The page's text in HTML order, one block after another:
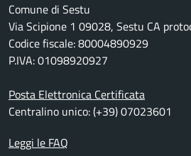
Comune di Sestu
Via Scipione 1 09028, Sestu CA
Codice fiscale: 80004890929
P.IVA: 01098920927
Posta Elettronica Certificata
Centralino unico: (+39) 07023601
Leggi le FAQ